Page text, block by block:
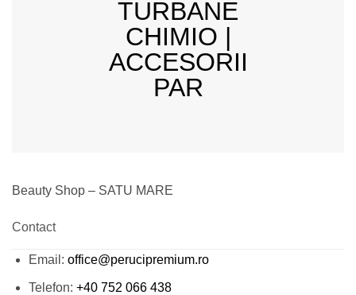
Beauty Shop – SATU MARE
Contact
Email: office@perucipremium.ro
Telefon: +40 752 066 438